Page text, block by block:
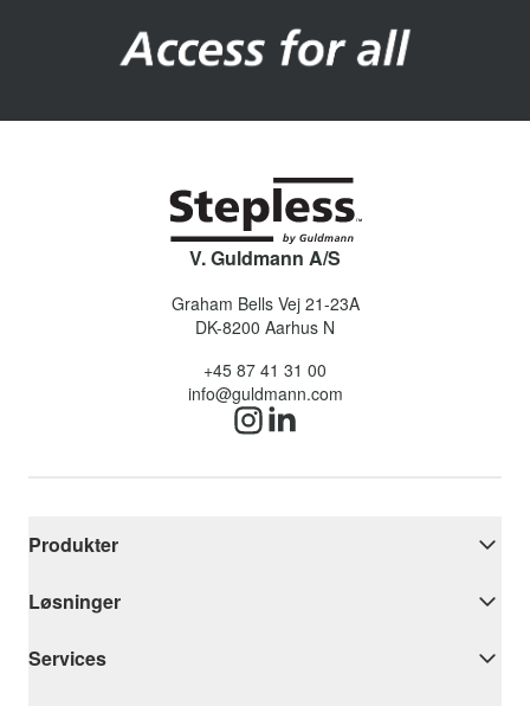
V. Guldmann A/S
Graham Bells Vej 21-23A
DK-8200 Aarhus N
+45 87 41 31 00
info@guldmann.com
Produkter
Løsninger
Services